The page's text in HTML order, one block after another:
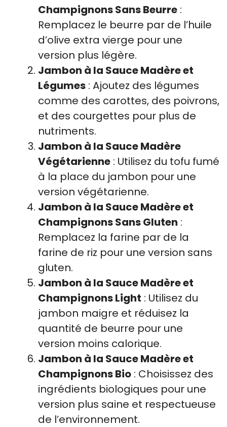
Champignons Sans Beurre :
Remplacez le beurre par de l’huile
d’olive extra vierge pour une
version plus légère.
Jambon à la Sauce Madère et
Légumes : Ajoutez des légumes
comme des carottes, des poivrons,
et des courgettes pour plus de
nutriments.
Jambon à la Sauce Madère
Végétarienne : Utilisez du tofu fumé
à la place du jambon pour une
version végétarienne.
Jambon à la Sauce Madère et
Champignons Sans Gluten :
Remplacez la farine par de la
farine de riz pour une version sans
gluten.
Jambon à la Sauce Madère et
Champignons Light : Utilisez du
jambon maigre et réduisez la
quantité de beurre pour une
version moins calorique.
Jambon à la Sauce Madère et
Champignons Bio : Choisissez des
ingrédients biologiques pour une
version plus saine et respectueuse
de l’environnement.